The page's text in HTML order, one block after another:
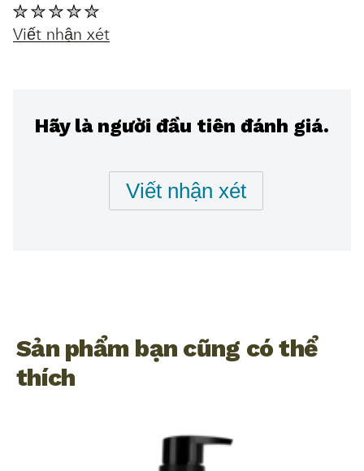
Không
có
được
Viết nhận xét
Hãy là người đầu tiên đánh giá.
Viết nhận xét
Sản phẩm bạn cũng có thể
thích